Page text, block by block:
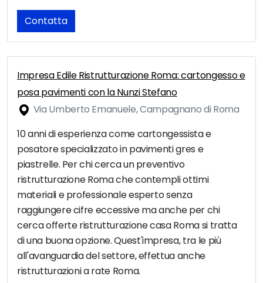
Contatta
Impresa Edile Ristrutturazione Roma: cartongesso e
posa pavimenti con la Nunzi Stefano
Via Umberto Emanuele, Campagnano di Roma
10 anni di esperienza come cartongessista e
posatore specializzato in pavimenti gres e
piastrelle. Per chi cerca un preventivo
ristrutturazione Roma che contempli ottimi
materiali e professionale esperto senza
raggiungere cifre eccessive ma anche per chi
cerca offerte ristrutturazione casa Roma si tratta
di una buona opzione. Quest'impresa, tra le più
all'avanguardia del settore, effettua anche
ristrutturazioni a rate Roma.